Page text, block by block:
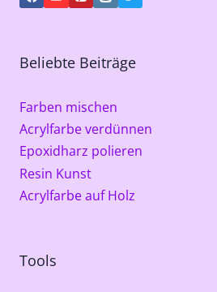
Beliebte Beiträge
Farben mischen
Acrylfarbe verdünnen
Epoxidharz polieren
Resin Kunst
Acrylfarbe auf Holz
Tools